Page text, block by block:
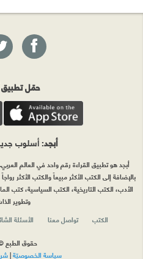
حمّل تطبيق
أبجد: أسلوب جديد
أبجد هو تطبيق القراءة رقم واحد في العالم
بالإضافة إلى الكتب الأكثر مبيعاً والكتب الأكثر
الأدب، الكتب التاريخية، الكتب السياسية، كتب
وتطوير
الكتب
تواصل معنا الأسئلة
حقوق الطبع ©
سياسة الخصوصيّة|